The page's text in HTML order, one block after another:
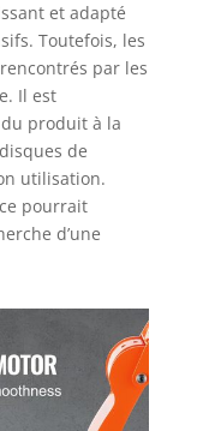
et adapté
Toutefois, les
par les
Il est
produit à la
de
utilisation.
pourrait
d’une